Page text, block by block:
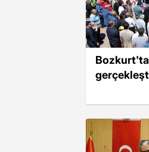
Bozkurt'ta